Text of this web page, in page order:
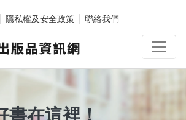
隱私權及安全政策 聯絡我們
書在這裡！